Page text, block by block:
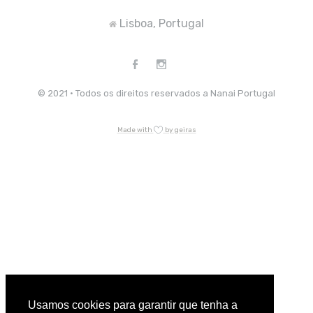
Usamos cookies para garantir que tenha a
Lisboa, Portugal
© 2021 · Todos os direitos reservados a Nanai Portugal
Made with by geiras